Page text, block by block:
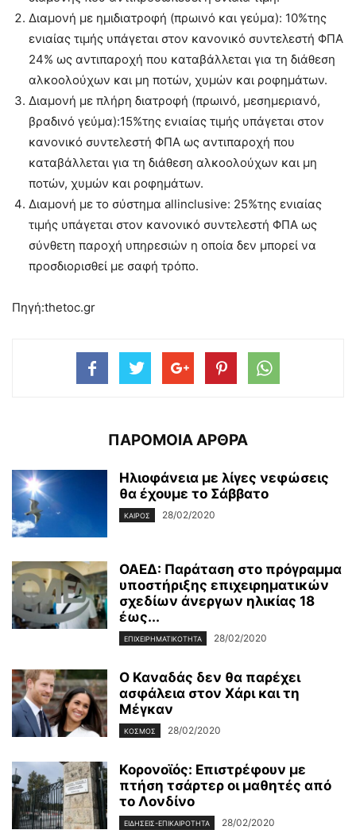
Διαμονή με ημιδιατροφή (πρωινό και γεύμα): 10%της
ενιαίας τιμής υπάγεται στον κανονικό συντελεστή ΦΠΑ
24% ως αντιπαροχή που καταβάλλεται για τη διάθεση
αλκοολούχων και μη ποτών, χυμών και ροφημάτων.
Διαμονή με πλήρη διατροφή (πρωινό, μεσημεριανό,
βραδινό γεύμα):15%της ενιαίας τιμής υπάγεται στον
κανονικό συντελεστή ΦΠΑ ως αντιπαροχή που
καταβάλλεται για τη διάθεση αλκοολούχων και μη
ποτών, χυμών και ροφημάτων.
Διαμονή με το σύστημα allinclusive: 25%της ενιαίας
τιμής υπάγεται στον κανονικό συντελεστή ΦΠΑ ως
σύνθετη παροχή υπηρεσιών η οποία δεν μπορεί να
προσδιορισθεί με σαφή τρόπο.
Πηγή:thetoc.gr
ΠΑΡΟΜΟΙΑ ΑΡΘΡΑ
Ηλιοφάνεια με λίγες νεφώσεις
θα έχουμε το Σάββατο
ΚΑΙΡΌΣ 28/02/2020
ΟΑΕΔ: Παράταση στο πρόγραμμα
υποστήριξης επιχειρηματικών
σχεδίων άνεργων ηλικίας 18
έως...
ΕΠΙΧΕΙΡΗΜΑΤΙΚΌΤΗΤΑ 28/02/2020
Ο Καναδάς δεν θα παρέχει
ασφάλεια στον Χάρι και τη
Μέγκαν
ΚΌΣΜΟΣ 28/02/2020
Κορονοϊός: Επιστρέφουν με
πτήση τσάρτερ οι μαθητές από
το Λονδίνο
ΕΙΔΉΣΕΙΣ-ΕΠΙΚΑΙΡΌΤΗΤΑ 28/02/2020